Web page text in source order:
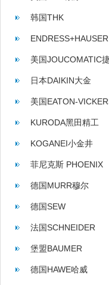
韩国THK
ENDRESS+HAUSER
美国JOUCOMATIC
日本DAIKIN大金
美国EATON-
KURODA黑田精工
KOGANEI小金井
菲尼克斯 PHOENIX
CONTACT
德国MURR穆尔
德国SEW
法国SCHNEIDER
堡盟BAUMER
德国HAWE哈威